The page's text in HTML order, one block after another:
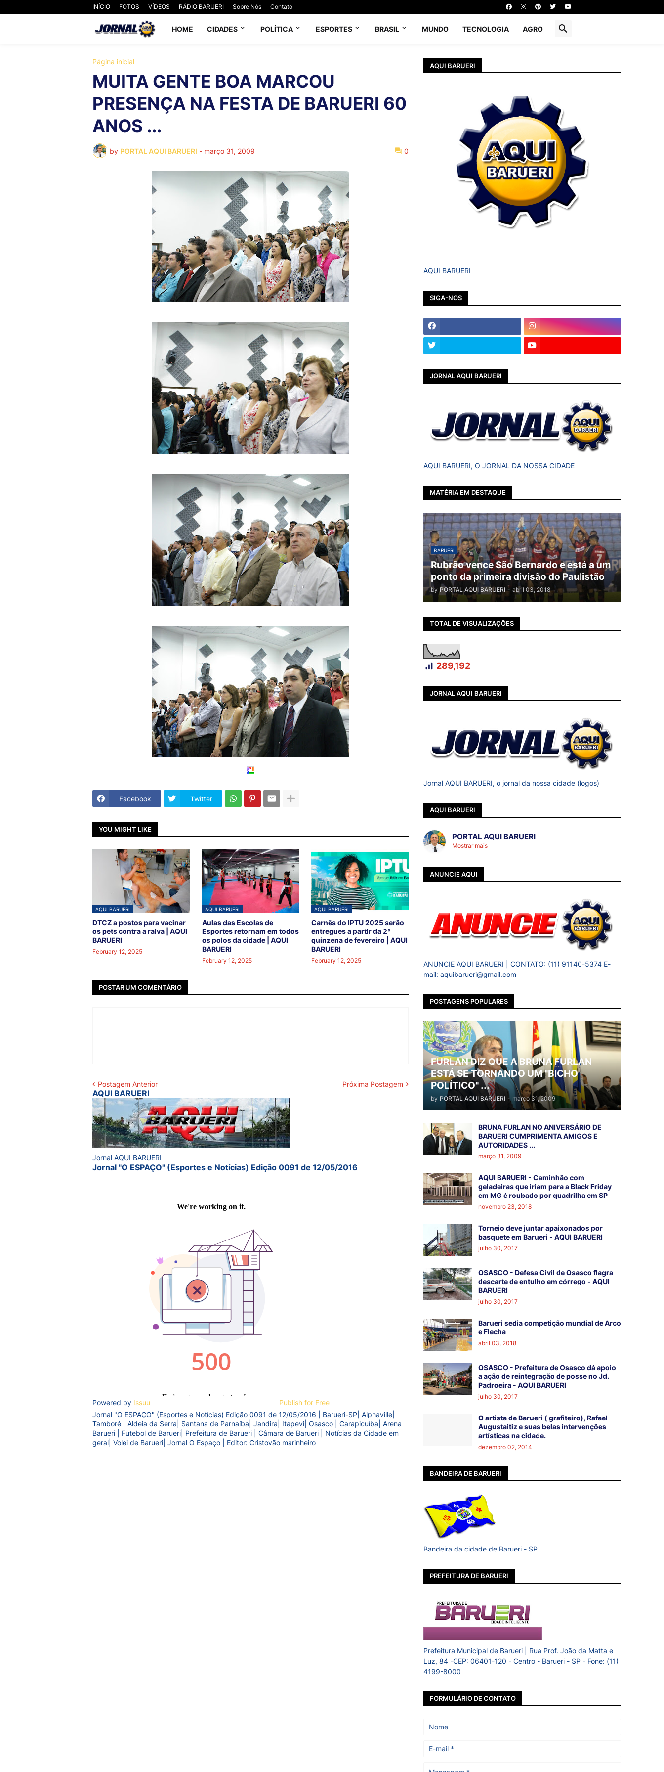
INÍCIO FOTOS VÍDEOS RÁDIO BARUERI Sobre Nós Contato
HOME CIDADES POLÍTICA ESPORTES BRASIL MUNDO TECNOLOGIA AGRO
Página inicial
MUITA GENTE BOA MARCOU
PRESENÇA NA FESTA DE BARUERI 60
ANOS ...
by PORTAL AQUI BARUERI - março 31, 2009 0
Facebook Twitter
YOU MIGHT LIKE
AQUI BARUERI
DTCZ a postos para vacinar
os pets contra a raiva | AQUI
BARUERI
February 12, 2025
AQUI BARUERI
Aulas das Escolas de
Esportes retornam em todos
os polos da cidade | AQUI
BARUERI
February 12, 2025
AQUI BARUERI
Carnês do IPTU 2025 serão
entregues a partir da 2ª
quinzena de fevereiro | AQUI
BARUERI
February 12, 2025
POSTAR UM COMENTÁRIO
Postagem Anterior Próxima Postagem
AQUI BARUERI
Jornal AQUI BARUERI
Jornal "O ESPAÇO" (Esportes e Notícias) Edição 0091 de 12/05/2016
Powered by Issuu
Publish for Free
Jornal "O ESPAÇO" (Esportes e Notícias) Edição 0091 de 12/05/2016 | Barueri-SP| Alphaville|
Tamboré | Aldeia da Serra| Santana de Parnaíba| Jandira| Itapevi| Osasco | Carapicuíba| Arena
Barueri | Futebol de Barueri| Prefeitura de Barueri | Câmara de Barueri | Notícias da Cidade em
geral| Volei de Barueri| Jornal O Espaço | Editor: Cristovão marinheiro
AQUI BARUERI
AQUI BARUERI
SIGA-NOS
JORNAL AQUI BARUERI
AQUI BARUERI, O JORNAL DA NOSSA CIDADE
MATÉRIA EM DESTAQUE
BARUERI
Rubrão vence São Bernardo e está a um
ponto da primeira divisão do Paulistão
by PORTAL AQUI BARUERI - abril 03, 2018
TOTAL DE VISUALIZAÇÕES
289,192
JORNAL AQUI BARUERI
Jornal AQUI BARUERI, o jornal da nossa cidade (logos)
AQUI BARUERI
PORTAL AQUI BARUERI
Mostrar mais
ANUNCIE AQUI
ANUNCIE AQUI BARUERI | CONTATO: (11) 91140-5374 E-
mail: aquibarueri@gmail.com
POSTAGENS POPULARES
FURLAN DIZ QUE A BRUNA FURLAN
ESTÁ SE TORNANDO UM "BICHO
POLÍTICO" ...
by PORTAL AQUI BARUERI - março 31, 2009
BRUNA FURLAN NO ANIVERSÁRIO DE
BARUERI CUMPRIMENTA AMIGOS E
AUTORIDADES ...
março 31, 2009
AQUI BARUERI - Caminhão com
geladeiras que iriam para a Black Friday
em MG é roubado por quadrilha em SP
novembro 23, 2018
Torneio deve juntar apaixonados por
basquete em Barueri - AQUI BARUERI
julho 30, 2017
OSASCO - Defesa Civil de Osasco flagra
descarte de entulho em córrego - AQUI
BARUERI
julho 30, 2017
Barueri sedia competição mundial de Arco
e Flecha
abril 03, 2018
OSASCO - Prefeitura de Osasco dá apoio
a ação de reintegração de posse no Jd.
Padroeira - AQUI BARUERI
julho 30, 2017
O artista de Barueri ( grafiteiro), Rafael
Augustaitiz e suas belas intervenções
artísticas na cidade.
dezembro 02, 2014
BANDEIRA DE BARUERI
Bandeira da cidade de Barueri - SP
PREFEITURA DE BARUERI
Prefeitura Municipal de Barueri | Rua Prof. João da Matta e
Luz, 84 -CEP: 06401-120 - Centro - Barueri - SP - Fone: (11)
4199-8000
FORMULÁRIO DE CONTATO